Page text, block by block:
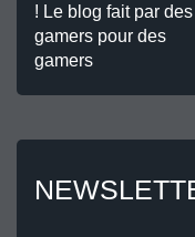
! Le blog fait par des
gamers pour des
gamers